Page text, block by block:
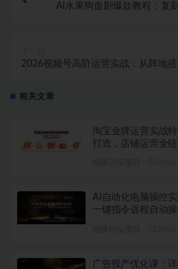
AI水果狗血剧爆款教程：复
2026视频号高阶运营实战：从阵地
相关文章
淘宝金牌运营实战
打造，店铺运营全
AI自动化电脑操控实
一键指令远程自动
广告投产优化课：